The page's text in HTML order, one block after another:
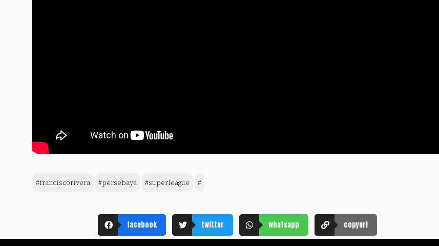
#franciscorivera #persebaya #superleague #
facebook twitter whatsapp copyurl